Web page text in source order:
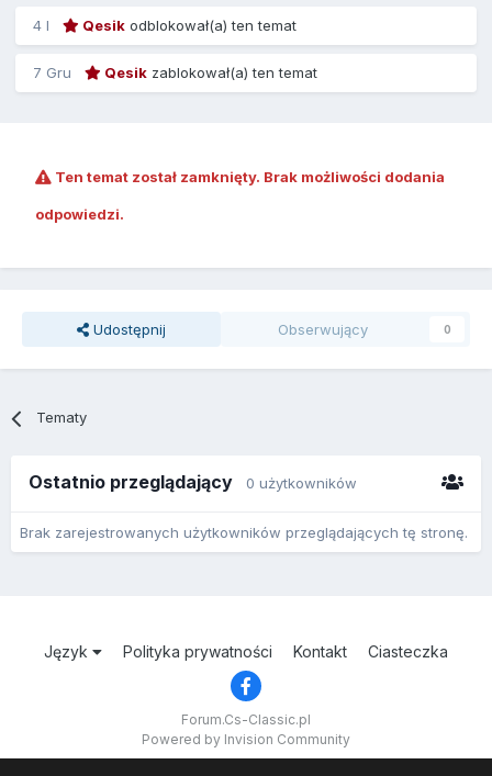
4 l Qesik odblokował(a) ten temat
7 Gru Qesik zablokował(a) ten temat
Ten temat został zamknięty. Brak możliwości dodania
odpowiedzi.
Udostępnij Obserwujący 0
Tematy
Ostatnio przeglądający 0 użytkowników
Brak zarejestrowanych użytkowników przeglądających tę stronę.
Język Polityka prywatności Kontakt Ciasteczka
Forum.Cs-Classic.pl
Powered by Invision Community